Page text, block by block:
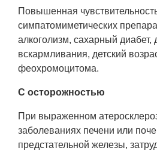
Повышенная
симпатомиметических
алкоголизм, сахарный
вскармливания, детский
феохромоцитома.
С осторожностью
При выраженном
заболеваниях печени или
предстательной железы,